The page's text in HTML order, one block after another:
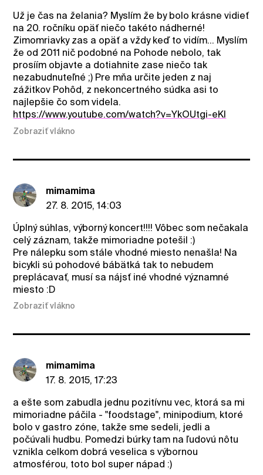
Už je čas na želania? Myslím že by bolo krásne vidieť
na 20. ročníku opäť niečo takéto nádherné!
Zimomriavky zas a opäť a vždy keď to vidím... Myslím
že od 2011 nič podobné na Pohode nebolo, tak
prosíím objavte a dotiahnite zase niečo tak
nezabudnuteľné ;) Pre mňa určite jeden z naj
zážitkov Pohôd, z nekoncertného súdka asi to
najlepšie čo som videla.
https://www.youtube.com/watch?v=YkOUtgi-eKI
Zobraziť vlákno
mimamima
27. 8. 2015, 14:03
Úplný súhlas, výborný koncert!!!! Vôbec som nečakala
celý záznam, takže mimoriadne potešil :)
Pre nálepku som stále vhodné miesto nenašla! Na
bicykli sú pohodové bábätká tak to nebudem
preplácavať, musí sa nájsť iné vhodné významné
miesto :D
Zobraziť vlákno
mimamima
17. 8. 2015, 17:23
a ešte som zabudla jednu pozitívnu vec, ktorá sa mi
mimoriadne páčila - "foodstage", minipodium, ktoré
bolo v gastro zóne, takže sme sedeli, jedli a
počúvali hudbu. Pomedzi búrky tam na ľudovú nôtu
vznikla celkom dobrá veselica s výbornou
atmosférou, toto bol super nápad :)